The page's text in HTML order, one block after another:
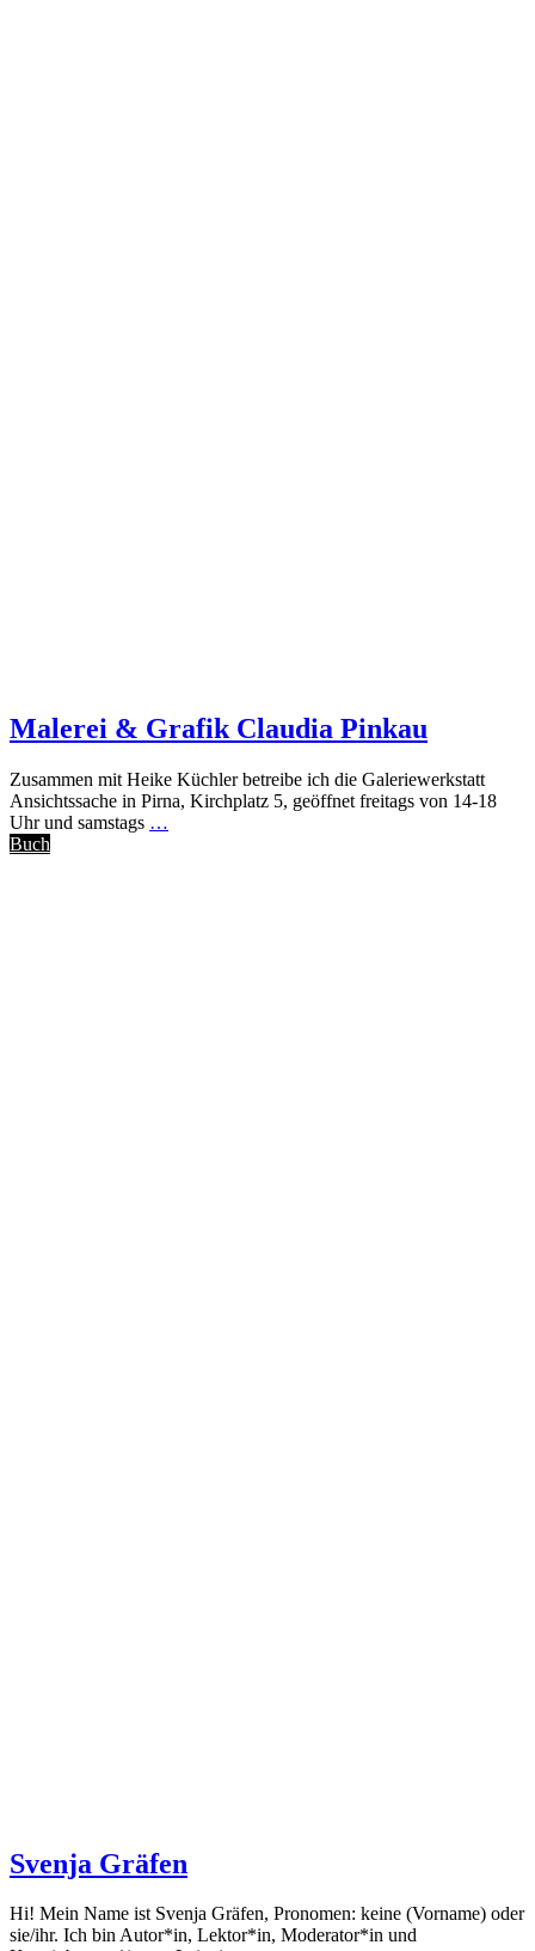
Malerei & Grafik Claudia Pinkau
Zusammen mit Heike Küchler betreibe ich die Galeriewerkstatt
Ansichtssache in Pirna, Kirchplatz 5, geöffnet freitags von 14-18
Uhr und samstags …
Buch
Svenja Gräfen
Hi! Mein Name ist Svenja Gräfen, Pronomen: keine (Vorname) oder
sie/ihr. Ich bin Autor*in, Lektor*in, Moderator*in und